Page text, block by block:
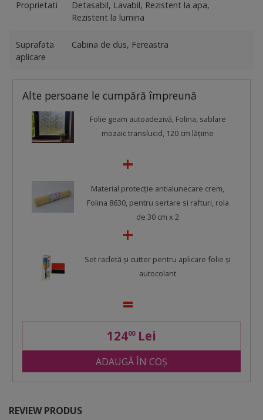
Proprietati
Detasabil, Lavabil, Rezistent la apa,
Rezistent la lumina
Suprafata
aplicare
Cabina de dus, Fereastra
Alte persoane le cumpără împreună
Folie geam autoadezivă, Folina, sablare
mozaic translucid, 120 cm lăţime
Material protecţie antialunecare crem,
Folina 8630, pentru sertare si rafturi, rola
de 30 cm x 2
Set racletă şi cutter pentru aplicare folie şi
autocolant
12400Lei
ADAUGĂ ÎN COȘ
REVIEW PRODUS